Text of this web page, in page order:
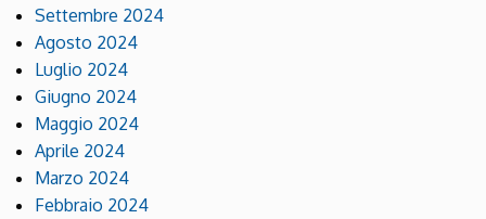
Settembre 2024
Agosto 2024
Luglio 2024
Giugno 2024
Maggio 2024
Aprile 2024
Marzo 2024
Febbraio 2024